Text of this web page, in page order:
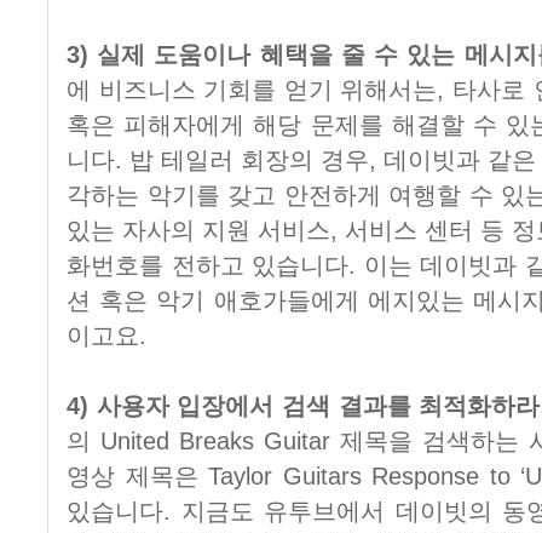
3) 실제 도움이나 혜택을 줄 수 있는 메시
에 비즈니스 기회를 얻기 위해서는, 타사로
혹은 피해자에게 해당 문제를 해결할 수
니다. 밥 테일러 회장의 경우, 데이빗과 같
각하는 악기를 갖고 안전하게 여행할 수 있
있는 자사의 지원 서비스, 서비스 센터 등
화번호를 전하고 있습니다. 이는 데이빗과
션 혹은 악기 애호가들에게 에지있는 메시
이고요.
4) 사용자 입장에서 검색 결과를 최적화하
의 United Breaks Guitar 제목을 검색하는
영상 제목은 Taylor Guitars Response to
있습니다. 지금도 유투브에서 데이빗의 동